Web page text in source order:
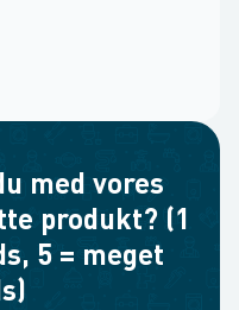
med vores
produkt? (1
5 = meget